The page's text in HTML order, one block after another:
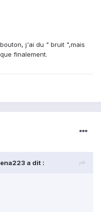
j'ai du " bruit ",mais
finalement.
a dit :